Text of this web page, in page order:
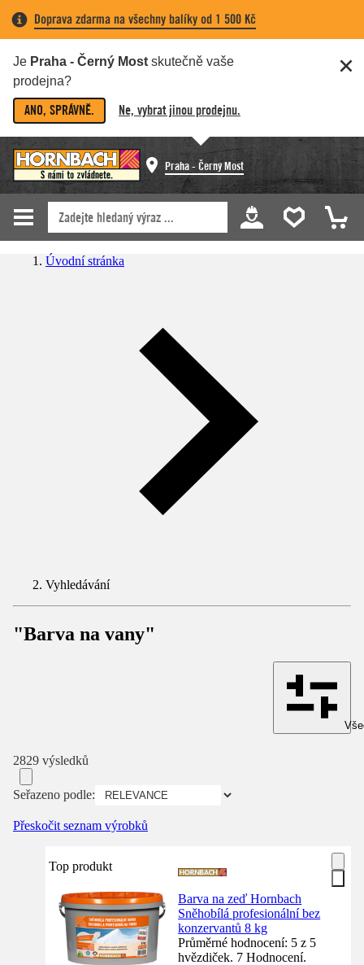
Doprava zdarma na všechny balíky od 1 500 Kč
Je Praha - Černý Most skutečně vaše
prodejna?
ANO, SPRÁVNĚ. Ne, vybrat jinou prodejnu.
Praha - Černý Most
Úvodní stránka
Vyhledávání
"Barva na vany"
2829 výsledků
Seřazeno podle:
Přeskočit seznam výrobků
Top produkt
Barva na zeď Hornbach
Sněhobílá profesionální bez
konzervantů 8 kg
Průměrné hodnocení: 5 z 5
hvězdiček. 7 Hodnocení.